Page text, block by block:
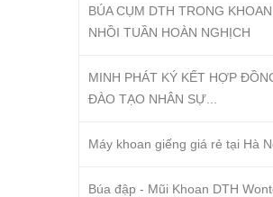
BÚA CỤM DTH TRONG
NHỒI TUẦN HOÀN NGHỊCH
MINH PHÁT KÝ KẾT HỢP
ĐÀO TẠO NHÂN SỰ...
Máy khoan giếng giá rẻ tại Hà
Búa đập - Mũi Khoan DTH